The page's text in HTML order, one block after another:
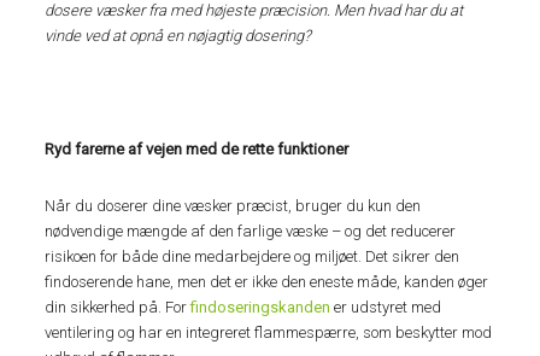
dosere væsker fra med højeste præcision. Men hvad har du at
vinde ved at opnå en nøjagtig dosering?
Ryd farerne af vejen med de rette funktioner
Når du doserer dine væsker præcist, bruger du kun den
nødvendige mængde af den farlige væske – og det reducerer
risikoen for både dine medarbejdere og miljøet. Det sikrer den
findoserende hane, men det er ikke den eneste måde, kanden øger
din sikkerhed på. Forfindoseringskanden er udstyret med
ventilering og har en integreret flammespærre, som beskytter mod